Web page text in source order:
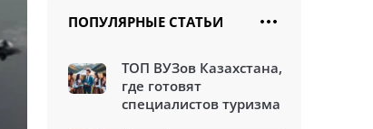
ПОПУЛЯРНЫЕ СТАТЬИ
ТОП ВУЗов Казахстана,
где готовят
специалистов туризма